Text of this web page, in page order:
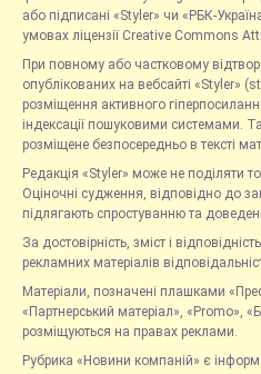
або підписані «Styler» чи «РБК-
умовах ліцензії Creative Commons
При повному або частковому
опублікованих на вебсайті «Styler»
розміщення активного
індексації пошуковими системами.
розміщене безпосередньо в тексті
Редакція «Styler» може не поділяти
Оціночні судження, відповідно до
підлягають спростуванню та
За достовірність, зміст і
рекламних матеріалів
Матеріали, позначені плашками
«Партнерський матеріал», «Promo»,
розміщуються на правах реклами.
Рубрика «Новини компаній» є